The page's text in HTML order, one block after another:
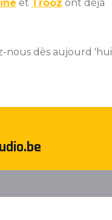
et Trooz ont déjà
nous dès aujourd 'hui